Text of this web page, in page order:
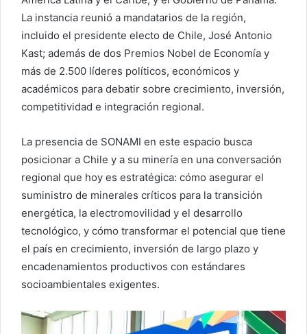
La instancia reunió a mandatarios de la región,
incluido el presidente electo de Chile, José Antonio
Kast; además de dos Premios Nobel de Economía y
más de 2.500 líderes políticos, económicos y
académicos para debatir sobre crecimiento, inversión,
competitividad e integración regional.
La presencia de SONAMI en este espacio busca
posicionar a Chile y a su minería en una conversación
regional que hoy es estratégica: cómo asegurar el
suministro de minerales críticos para la transición
energética, la electromovilidad y el desarrollo
tecnológico, y cómo transformar el potencial que tiene
el país en crecimiento, inversión de largo plazo y
encadenamientos productivos con estándares
socioambientales exigentes.